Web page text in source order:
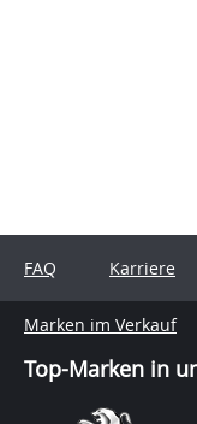
FAQ Karriere
Marken im Verkauf
Top-Marken in